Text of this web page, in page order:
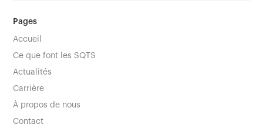
Pages
Accueil
Ce que font les SQTS
Actualités
Carrière
À propos de nous
Contact